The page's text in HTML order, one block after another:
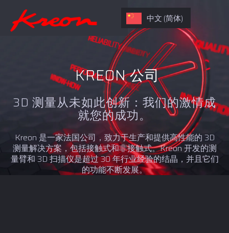
KREON 公司
3D 测量从未如此创新：我们的激情成
就您的成功。
Kreon 是一家法国公司，致力于生产和提供高性能的 3D
测量解决方案，包括接触式和非接触式。Kreon 开发的测
量臂和 3D 扫描仪是超过 30 年行业经验的结晶，并且它们
的功能不断发展。
中文 (简体)